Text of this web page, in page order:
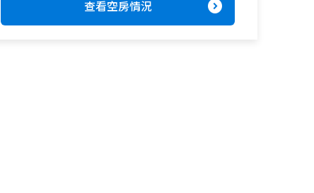
查看空房情況 expand_circle_right